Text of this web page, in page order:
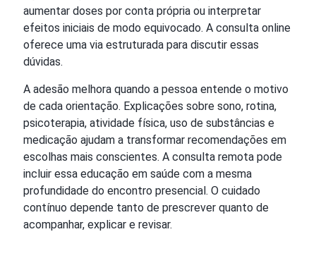
aumentar doses por conta própria ou interpretar
efeitos iniciais de modo equivocado. A consulta online
oferece uma via estruturada para discutir essas
dúvidas.
A adesão melhora quando a pessoa entende o motivo
de cada orientação. Explicações sobre sono, rotina,
psicoterapia, atividade física, uso de substâncias e
medicação ajudam a transformar recomendações em
escolhas mais conscientes. A consulta remota pode
incluir essa educação em saúde com a mesma
profundidade do encontro presencial. O cuidado
contínuo depende tanto de prescrever quanto de
acompanhar, explicar e revisar.